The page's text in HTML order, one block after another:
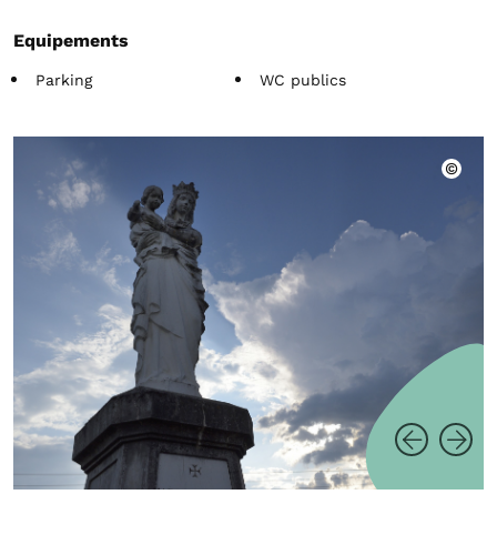
Equipements
Parking WC publics